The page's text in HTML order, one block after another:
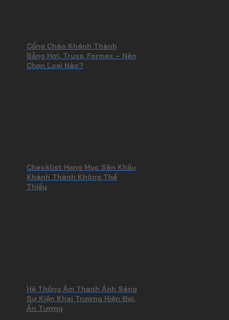
Cổng Chào Khánh Thành
Bằng Hơi, Truss, Formex – Nên
Chọn Loại Nào?
Checklist Hạng Mục Sân Khấu
Khánh Thành Không Thể
Thiếu
Hệ Thống Âm Thanh Ánh Sáng
Sự Kiện Khai Trương Hiện Đại,
Ấn Tượng